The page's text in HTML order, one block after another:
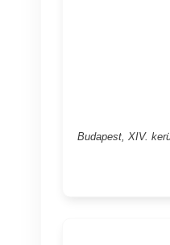
Budapest, XIV.